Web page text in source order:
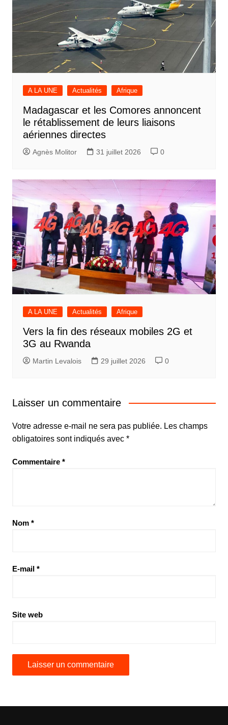
A LA UNE Actualités Afrique
Madagascar et les Comores annoncent
le rétablissement de leurs liaisons
aériennes directes
Agnès Molitor 31 juillet 2026 0
A LA UNE Actualités Afrique
Vers la fin des réseaux mobiles 2G et
3G au Rwanda
Martin Levalois 29 juillet 2026 0
Laisser un commentaire
Votre adresse e-mail ne sera pas publiée. Les champs
obligatoires sont indiqués avec *
Commentaire *
Nom *
E-mail *
Site web